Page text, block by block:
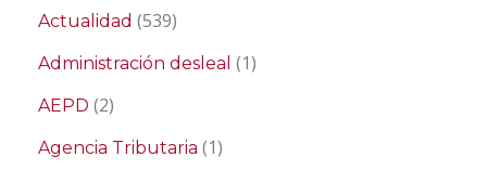
Actualidad (539)
Administración desleal (1)
AEPD (2)
Agencia Tributaria (1)